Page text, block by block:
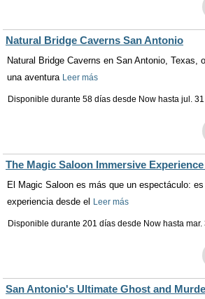
Natural Bridge Caverns San Antonio
Natural Bridge Caverns en San Antonio, Texas,
una aventura Leer más
Disponible durante 58 días desde Now hasta jul. 31
The Magic Saloon Immersive
El Magic Saloon es más que un espectáculo:
experiencia desde el
Leer más
Disponible durante 201 días desde Now hasta mar.
San Antonio's Ultimate Ghost and